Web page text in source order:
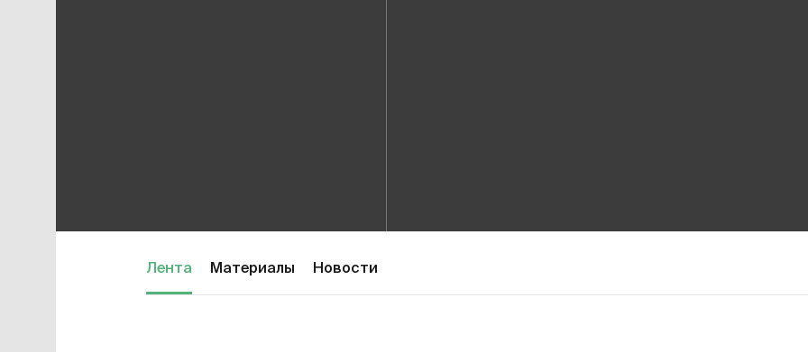
Лента Материалы Новости